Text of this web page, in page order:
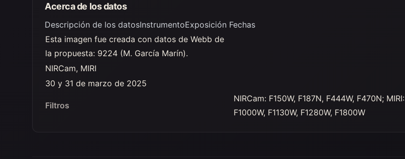
Acerca de los datos
Descripción de los datosInstrumentoExposición Fechas
Esta imagen fue creada con datos de Webb de
la propuesta: 9224 (M. García Marín).
NIRCam, MIRI
30 y 31 de marzo de 2025
Filtros
NIRCam: F150W, F187N, F444W, F470N; MIRI:
F1000W, F1130W, F1280W, F1800W